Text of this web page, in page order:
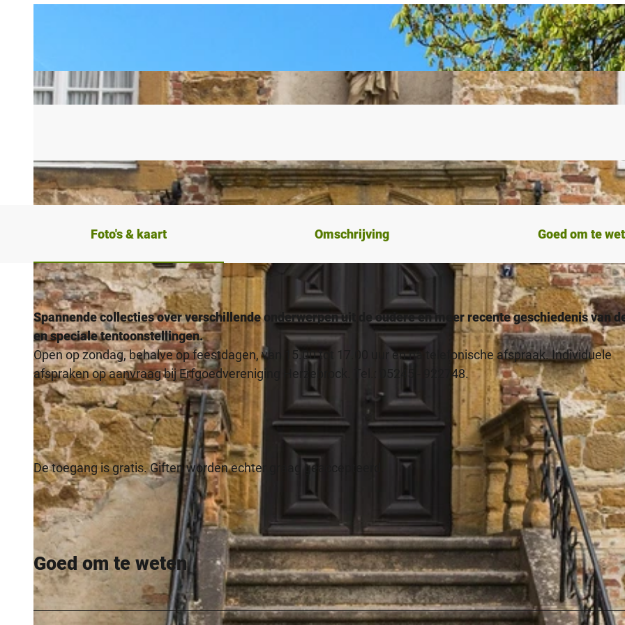
Foto's & kaart Omschrijving Goed om te
Spannende collecties over verschillende onderwerpen uit de oudere en meer recente geschiedenis van
en speciale tentoonstellingen.
Open op zondag, behalve op feestdagen, van 15.00 tot 17.00 uur en na telefonische afspraak. Individuele
afspraken op aanvraag bij Erfgoedvereniging Herzebrock. Tel.: 05245 - 922748.
De toegang is gratis. Giften worden echter graag geaccepteerd.
Goed om te weten